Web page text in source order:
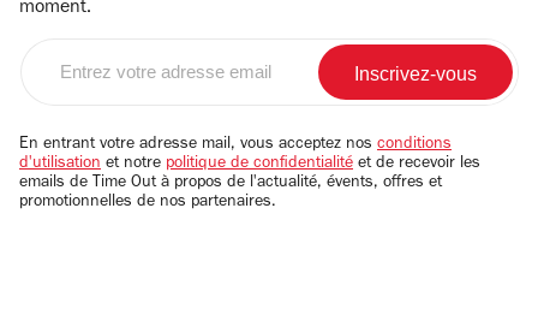
moment.
email
En entrant votre adresse mail, vous acceptez nos conditions
d'utilisation et notre politique de confidentialité et de recevoir les
emails de Time Out à propos de l'actualité, évents, offres et
promotionnelles de nos partenaires.